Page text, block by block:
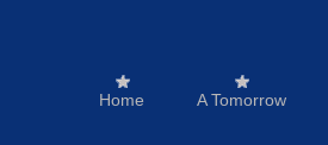
Home A Tomorrow